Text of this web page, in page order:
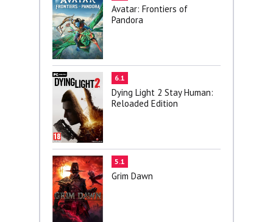
Avatar: Frontiers of
Pandora
6.1
Dying Light 2 Stay Human:
Reloaded Edition
5.1
Grim Dawn